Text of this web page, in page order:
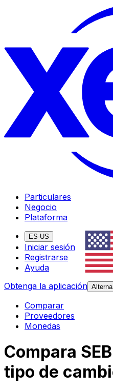
Particulares
Negocio
Plataforma
ES-US
Iniciar sesión
Registrarse
Ayuda
Obtenga la aplicación
Comparar
Proveedores
Monedas
Compara
tipo de